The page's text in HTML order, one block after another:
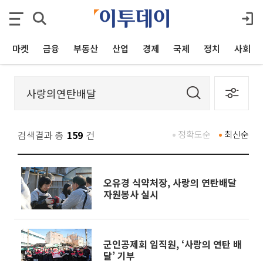
마켓 금융 부동산 산업 경제 국제 정치 사회
검색결과 총 159 건 최신순
정확도순
오유경 식약처장, 사랑의 연탄배달
자원봉사 실시
군인공제회 임직원, ‘사랑의 연탄 배
달’ 기부